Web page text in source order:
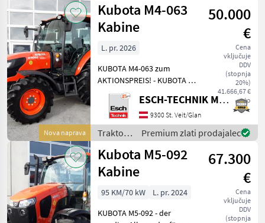
Nova naprava
Kubota M4-063
Kabine
50.000
€
Cena
vključuje
DDV
(stopnja
20%)
41.666,67 €
neto
L. pr. 2026
KUBOTA M4-063 zum
AKTIONSPREIS! - KUBOTA 4-
Zylinder Common-Rail-
Dieselmotor - Hubraum
3.331 cm³ - Abgasstufe Euro
5 - 6 Gänge, 3 Gruppen
(18V/18R) - Power
ESCH-TECHNIK Maschinenhandels GmbH, St. Veit/G.
9300 St. Veit/Glan
Traktor /
Kubota
Premium zlati prodajalec
Kubota M5-092
Kabine
67.300
€
Cena
vključuje
DDV
(stopnja
95 KM/70 kW
L. pr. 2024
KUBOTA M5-092 - der